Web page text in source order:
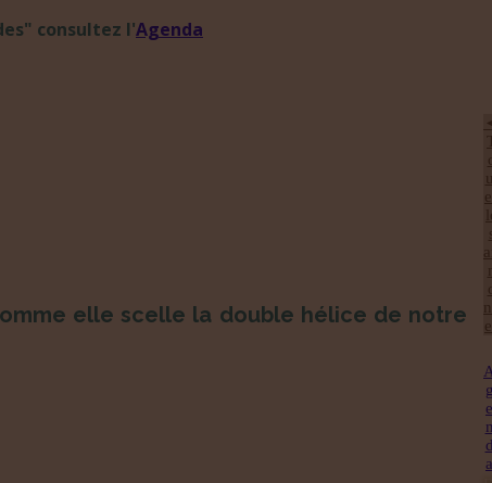
consultez l'Agenda
elle scelle la double hélice de notre
e
a